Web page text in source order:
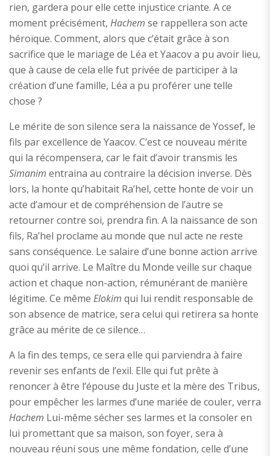
rien, gardera pour elle cette injustice criante. A ce
moment précisément, Hachem se rappellera son acte
héroïque. Comment, alors que c’était grâce à son
sacrifice que le mariage de Léa et Yaacov a pu avoir lieu,
que à cause de cela elle fut privée de participer à la
création d’une famille, Léa a pu proférer une telle
chose ?
Le mérite de son silence sera la naissance de Yossef, le
fils par excellence de Yaacov. C’est ce nouveau mérite
qui la récompensera, car le fait d’avoir transmis les
Simanim entraina au contraire la décision inverse. Dès
lors, la honte qu’habitait Ra’hel, cette honte de voir un
acte d’amour et de compréhension de l’autre se
retourner contre soi, prendra fin. A la naissance de son
fils, Ra’hel proclame au monde que nul acte ne reste
sans conséquence. Le salaire d’une bonne action arrive
quoi qu’il arrive. Le Maître du Monde veille sur chaque
action et chaque non-action, rémunérant de manière
légitime. Ce même Elokim qui lui rendit responsable de
son absence de matrice, sera celui qui retirera sa honte
grâce au mérite de ce silence…
A la fin des temps, ce sera elle qui parviendra à faire
revenir ses enfants de l’exil. Elle qui fut prête à
renoncer à être l’épouse du Juste et la mère des Tribus,
pour empêcher les larmes d’une mariée de couler, verra
Hachem Lui-même sécher ses larmes et la consoler en
lui promettant que sa maison, son foyer, sera à
nouveau réuni sous une même fondation, celle d’une